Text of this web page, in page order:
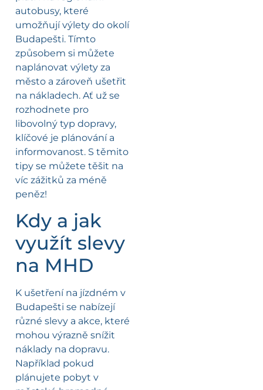
autobusy, které
umožňují výlety do okolí
Budapešti. Tímto
způsobem si můžete
naplánovat výlety za
město a zároveň ušetřit
na nákladech. Ať už se
rozhodnete pro
libovolný typ dopravy,
klíčové je plánování a
informovanost. S těmito
tipy se můžete těšit na
víc zážitků za méně
peněz!
Kdy a jak
využít slevy
na MHD
K ušetření na jízdném v
Budapešti se nabízejí
různé slevy a akce, které
mohou výrazně snížit
náklady na dopravu.
Například pokud
plánujete pobyt v